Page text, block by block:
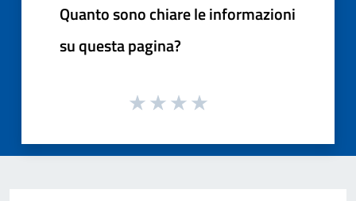
Quanto sono chiare le informazioni
su questa pagina?